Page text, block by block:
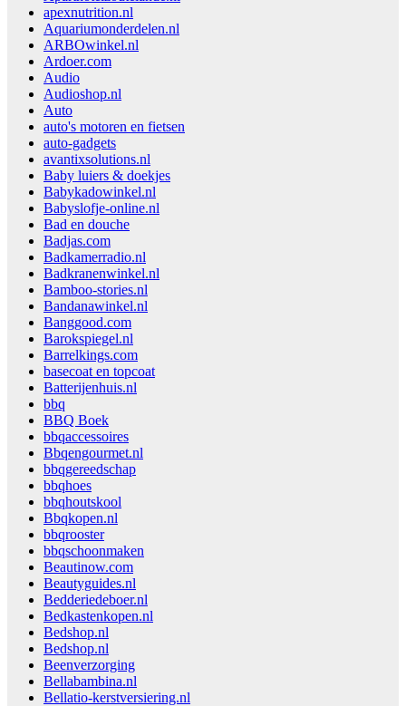
apexnutrition.nl
Aquariumonderdelen.nl
ARBOwinkel.nl
Ardoer.com
Audio
Audioshop.nl
Auto
auto's motoren en fietsen
auto-gadgets
avantixsolutions.nl
Baby luiers & doekjes
Babykadowinkel.nl
Babyslofje-online.nl
Bad en douche
Badjas.com
Badkamerradio.nl
Badkranenwinkel.nl
Bamboo-stories.nl
Bandanawinkel.nl
Banggood.com
Barokspiegel.nl
Barrelkings.com
basecoat en topcoat
Batterijenhuis.nl
bbq
BBQ Boek
bbqaccessoires
Bbqengourmet.nl
bbqgereedschap
bbqhoes
bbqhoutskool
Bbqkopen.nl
bbqrooster
bbqschoonmaken
Beautinow.com
Beautyguides.nl
Bedderiedeboer.nl
Bedkastenkopen.nl
Bedshop.nl
Bedshop.nl
Beenverzorging
Bellabambina.nl
Bellatio-kerstversiering.nl